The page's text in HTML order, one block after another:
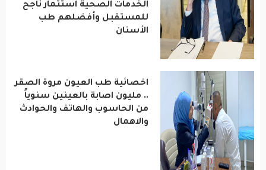
الخدمات الصحية استثمار ناجح
للمستقبل وأفضلهم طب
الأسنان
اخصائية طب العيون مروة الصقر
.. مليون اصابة بالعينين سنوياً
من الحاسوب والهاتف والحوادث
والاهمال